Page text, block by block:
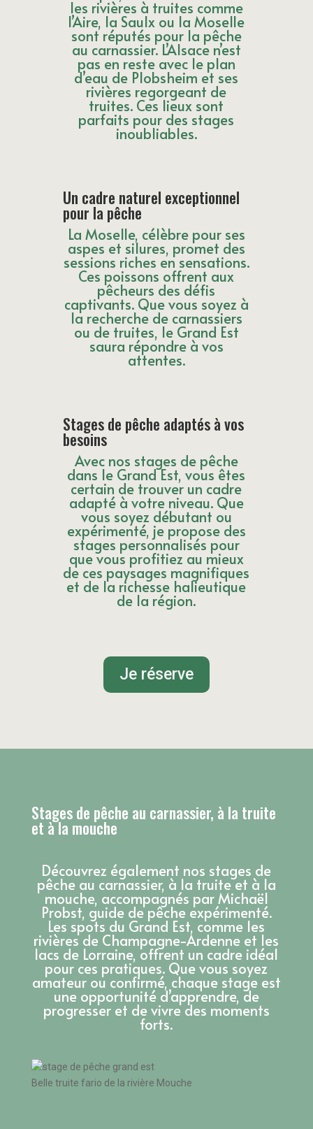
les rivières à truites comme
l’Aire, la Saulx ou la Moselle
sont réputés pour la pêche
au carnassier. L’Alsace n’est
pas en reste avec le plan
d’eau de Plobsheim et ses
rivières regorgeant de
truites. Ces lieux sont
parfaits pour des stages
inoubliables.
Un cadre naturel exceptionnel
pour la pêche
La Moselle, célèbre pour ses
aspes et silures, promet des
sessions riches en sensations.
Ces poissons offrent aux
pêcheurs des défis
captivants. Que vous soyez à
la recherche de carnassiers
ou de truites, le Grand Est
saura répondre à vos
attentes.
Stages de pêche adaptés à vos
besoins
Avec nos stages de pêche
dans le Grand Est, vous êtes
certain de trouver un cadre
adapté à votre niveau. Que
vous soyez débutant ou
expérimenté, je propose des
stages personnalisés pour
que vous profitiez au mieux
de ces paysages magnifiques
et de la richesse halieutique
de la région.
Je réserve
Stages de pêche au carnassier, à la truite
et à la mouche
Découvrez également nos stages de
pêche au carnassier, à la truite et à la
mouche, accompagnés par Michaël
Probst, guide de pêche expérimenté.
Les spots du Grand Est, comme les
rivières de Champagne-Ardenne et les
lacs de Lorraine, offrent un cadre idéal
pour ces pratiques. Que vous soyez
amateur ou confirmé, chaque stage est
une opportunité d’apprendre, de
progresser et de vivre des moments
forts.
Belle truite fario de la rivière Mouche